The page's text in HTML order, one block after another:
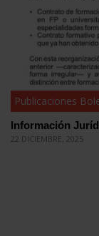
Publicaciones
Información
22 DICIEMBRE, 2025